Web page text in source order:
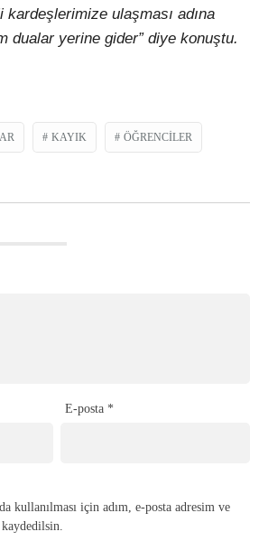
ulaşması adına
dualar yerine gider” diye konuştu.
KAYIK ÖĞRENCILER
E-posta *
kullanılması için adım, e-posta adresim ve